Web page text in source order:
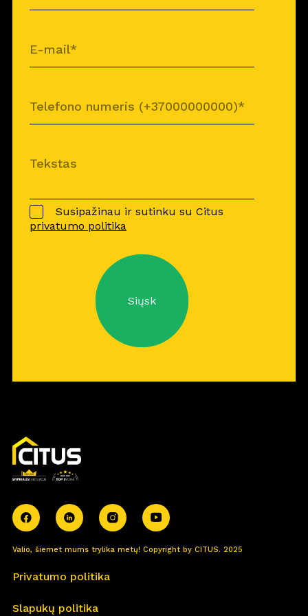
Susipažinau ir sutinku su Citus
privatumo politika
Siųsk
Valio, šiemet mums trylika metų! Copyright by CITUS. 2025
Privatumo politika
Slapukų politika